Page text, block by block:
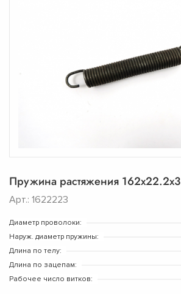
Пружина растяжения 162х22.2х3
Арт.: 1622223
Диаметр проволоки:
Наруж. диаметр пружины:
Длина по телу:
Длина по зацепам:
Рабочее число витков: